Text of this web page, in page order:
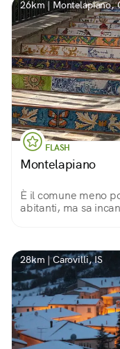
26km | Montelapiano,
FLASH
Montelapiano
È il comune meno
abitanti, ma sa
28km | Carovilli, IS